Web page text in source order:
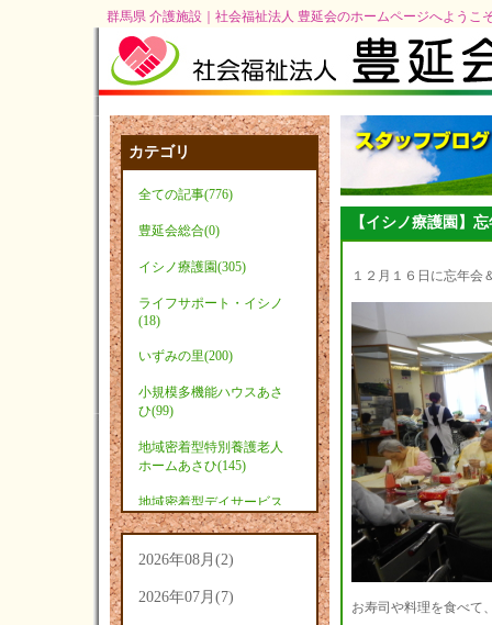
群馬県 介護施設｜社会福祉法人 豊延会のホームページへようこ
カテゴリ
全ての記事(776)
豊延会総合(0)
イシノ療護園(305)
ライフサポート・イシノ
(18)
いずみの里(200)
小規模多機能ハウスあさ
ひ(99)
地域密着型特別養護老人
ホームあさひ(145)
地域密着型デイサービス
あさひ(9)
2026年08月(2)
2026年07月(7)
【イシノ療護園】
１２月１６日に忘年会
お寿司や料理を食べて